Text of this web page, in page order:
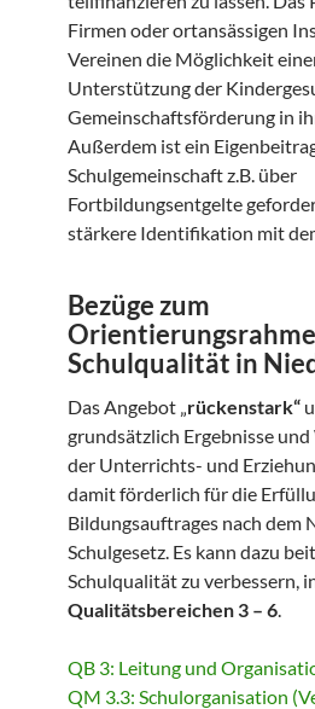
Firmen oder ortansässigen
Vereinen die Möglichkeit
Unterstützung der
Gemeinschaftsförderung in
Außerdem ist ein
Schulgemeinschaft z.B. über
Fortbildungsentgelte
stärkere Identifikation mit
Bezüge zum
Schulqualität in
Das Angebot „ rückenstark“
grundsätzlich Ergebnisse
der Unterrichts- und
damit förderlich für die
Bildungsauftrages nach dem
Schulgesetz. Es kann dazu
Schulqualität zu verbessern,
Qualitätsbereichen 3 – 6
QB 3: Leitung und
QM 3.3: Schulorganisation